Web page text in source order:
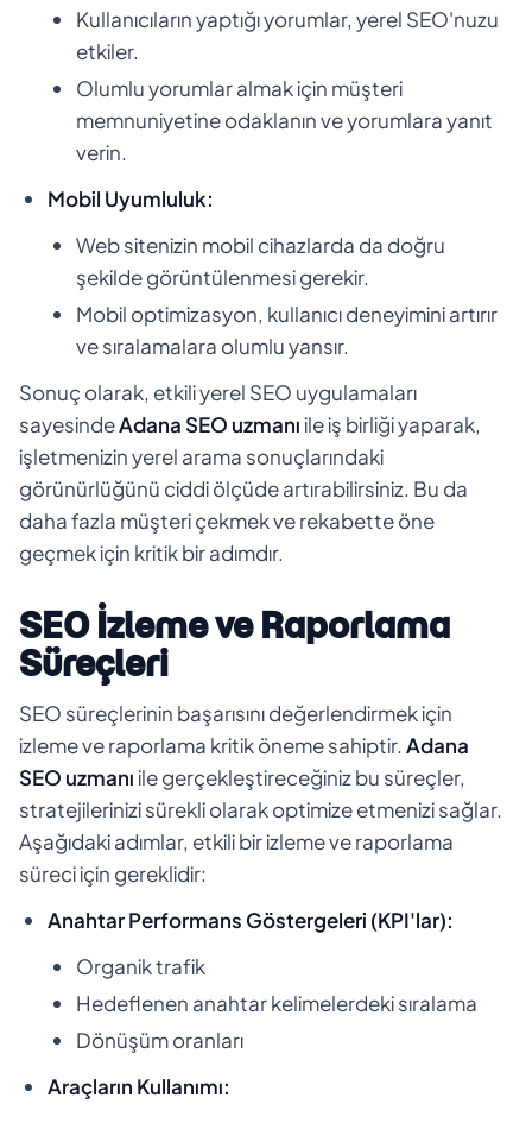
Kullanıcıların yaptığı yorumlar, yerel SEO'nuzu
etkiler.
Olumlu yorumlar almak için müşteri
memnuniyetine odaklanın ve yorumlara yanıt
verin.
Mobil Uyumluluk:
Web sitenizin mobil cihazlarda da doğru
şekilde görüntülenmesi gerekir.
Mobil optimizasyon, kullanıcı deneyimini artırır
ve sıralamalara olumlu yansır.
Sonuç olarak, etkili yerel SEO uygulamaları
sayesindeAdana SEO uzmanıile iş birliği yaparak,
işletmenizin yerel arama sonuçlarındaki
görünürlüğünü ciddi ölçüde artırabilirsiniz. Bu da
daha fazla müşteri çekmek ve rekabette öne
geçmek için kritik bir adımdır.
SEO İzleme ve Raporlama
Süreçleri
SEO süreçlerinin başarısını değerlendirmek için
izleme ve raporlama kritik öneme sahiptir. Adana
SEO uzmanıile gerçekleştireceğiniz bu süreçler,
stratejilerinizi sürekli olarak optimize etmenizi sağlar.
Aşağıdaki adımlar, etkili bir izleme ve raporlama
süreci için gereklidir:
Anahtar Performans Göstergeleri (KPI'lar):
Organik trafik
Hedeflenen anahtar kelimelerdeki sıralama
Dönüşüm oranları
Araçların Kullanımı: